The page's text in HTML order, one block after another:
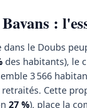
:
le Doubs
des habitants), le
3 566
Cette
27 %), place la